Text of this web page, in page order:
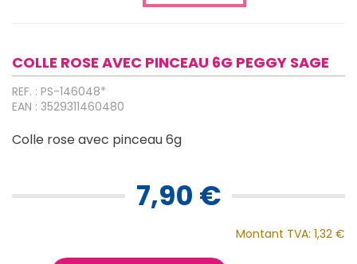
COLLE ROSE AVEC PINCEAU 6G PEGGY SAGE
REF. : PS-146048*
EAN : 3529311460480
Colle rose avec pinceau 6g
7,90 €
Montant TVA: 1,32 €